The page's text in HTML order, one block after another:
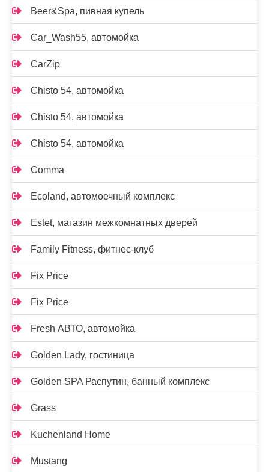
Beer&Spa, пивная купель
Car_Wash55, автомойка
CarZip
Chisto 54, автомойка
Chisto 54, автомойка
Chisto 54, автомойка
Comma
Ecoland, автомоечный комплекс
Estet, магазин межкомнатных дверей
Family Fitness, фитнес-клуб
Fix Price
Fix Price
Fresh АВТО, автомойка
Golden Lady, гостиница
Golden SPA Распутин, банный комплекс
Grass
Kuchenland Home
Mustang